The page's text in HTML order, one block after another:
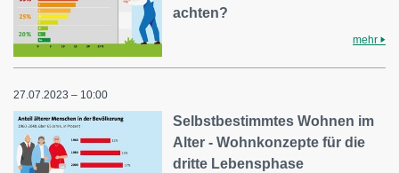
achten?
mehr
27.07.2023 – 10:00
Selbstbestimmtes Wohnen im
Alter - Wohnkonzepte für die
dritte Lebensphase